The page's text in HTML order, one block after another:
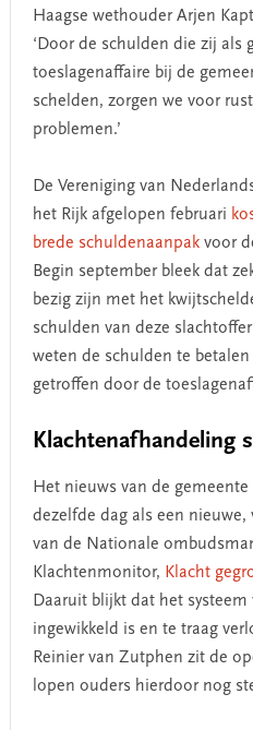
Haagse wethouder Arjen
‘Door de schulden die zij als
toeslagenaffaire bij de
schelden, zorgen we voor
problemen.’
De Vereniging van
het Rijk afgelopen februari
brede schuldenaanpakvoor
Begin september bleek dat
bezig zijn met het
schulden van deze
weten de schulden te
getroffen door de
Klachtenafhandeling
Het nieuws van de
dezelfde dag als een
van de Nationale
Klachtenmonitor, Klacht
Daaruit blijkt dat het
ingewikkeld is en te traag
Reinier van Zutphen zit de
lopen ouders hierdoor nog